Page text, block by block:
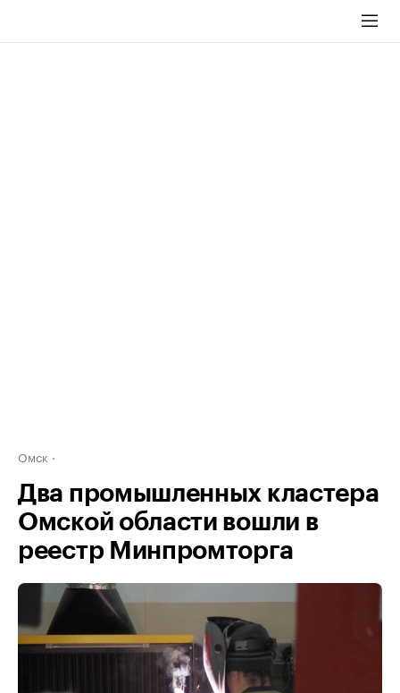
Омск
Два промышленных кластера
Омской области вошли в
реестр Минпромторга